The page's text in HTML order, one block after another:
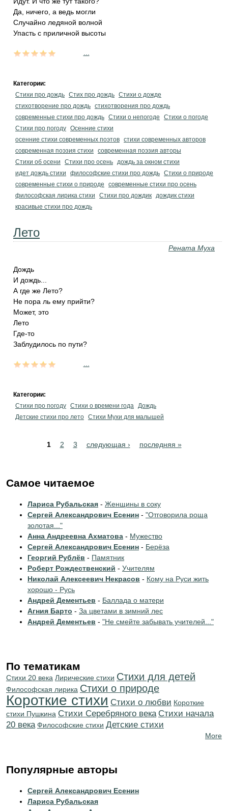
Да, ничего, а ведь могли
Случайно ледяной волной
Упасть с приличной высоты
Категории:
Стихи про дождь Стих про дождь Стихи о дожде
стихотворение про дождь стихотворения про дождь
современные стихи про дождь Стихи о непогоде
Стихи о погоде
Стихи про погоду Осенние стихи
осенние стихи современных поэтов стихи современных авторов
современная поэзия стихи
современная поэзия авторы
Стихи об осени
Стихи про осень дождь за окном стихи
идет дождь стихи
философские стихи про дождь Стихи о природе
современные стихи о природе
современные стихи про осень
философская лирика стихи
Стихи про дождик дождик стихи
красивые стихи про дождь
Лето
Рената Муха
Дождь
И дождь...
А где же Лето?
Не пора ль ему прийти?
Может, это
Лето
Где-то
Заблудилось по пути?
Категории:
Стихи про погоду Стихи о времени года Дождь
Детские стихи про лето Стихи Мухи для малышей
1 2 3 следующая › последняя »
Самое читаемое
Лариса Рубальская - Женщины в соку
Сергей Александрович Есенин - "Отговорила роща
золотая..."
Анна Андреевна Ахматова - Мужество
Сергей Александрович Есенин - Берёза
Георгий Рублёв - Памятник
Роберт Рождественский - Учителям
Николай Алексеевич Некрасов - Кому на Руси жить
хорошо - Русь
Андрей Дементьев - Баллада о матери
Агния Барто - За цветами в зимний лес
Андрей Дементьев - "Не смейте забывать учителей..."
По тематикам
Стихи 20 века Лирические стихи Стихи для детей
Философская лирика Стихи о природе
Короткие стихи Стихи о любви Короткие
стихи Пушкина Cтихи Серебряного века Cтихи начала
20 века Философские стихи Детские стихи
More
Популярные авторы
Сергей Александрович Есенин
Лариса Рубальская